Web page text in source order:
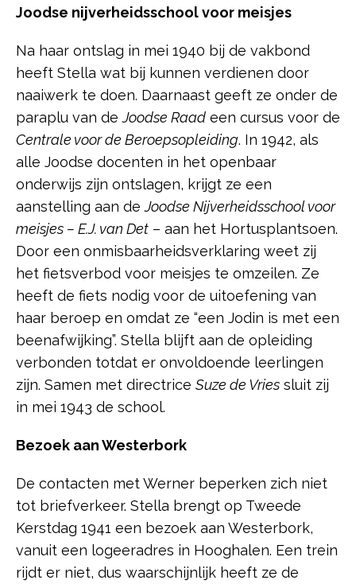
Joodse nijverheidsschool voor meisjes
Na haar ontslag in mei 1940 bij de vakbond
heeft Stella wat bij kunnen verdienen door
naaiwerk te doen. Daarnaast geeft ze onder de
paraplu van deJoodse Raad een cursus voor de
Centrale voor de Beroepsopleiding. In 1942, als
alle Joodse docenten in het openbaar
onderwijs zijn ontslagen, krijgt ze een
aanstelling aan deJoodse Nijverheidsschool voor
meisjes – E.J. van Det – aan het Hortusplantsoen.
Door een onmisbaarheidsverklaring weet zij
het fietsverbod voor meisjes te omzeilen. Ze
heeft de fiets nodig voor de uitoefening van
haar beroep en omdat ze “een Jodin is met een
beenafwijking”. Stella blijft aan de opleiding
verbonden totdat er onvoldoende leerlingen
zijn. Samen met directrice Suze de Vries sluit zij
in mei 1943 de school.
Bezoek aan Westerbork
De contacten met Werner beperken zich niet
tot briefverkeer. Stella brengt op Tweede
Kerstdag 1941 een bezoek aan Westerbork,
vanuit een logeeradres in Hooghalen. Een trein
rijdt er niet, dus waarschijnlijk heeft ze de